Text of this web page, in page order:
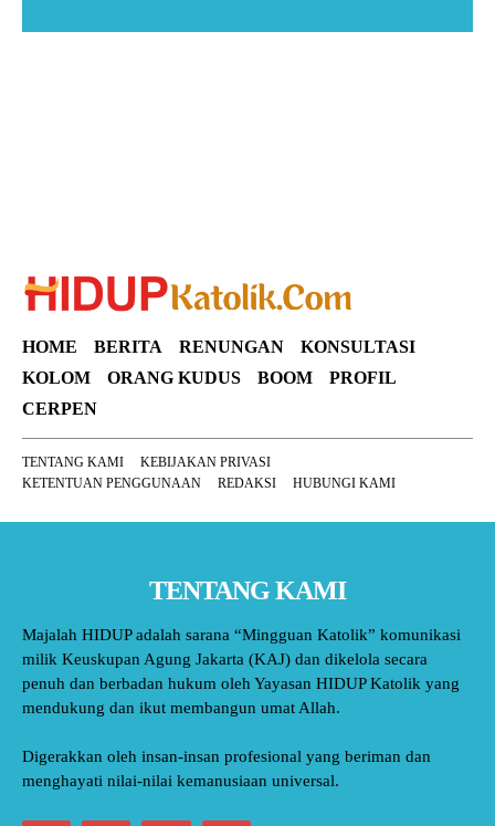
HOME BERITA RENUNGAN
KONSULTASI
KOLOM
ORANG KUDUS BOOM
PROFIL
CERPEN
TENTANG KAMI
KEBIJAKAN PRIVASI
KETENTUAN PENGGUNAAN
REDAKSI HUBUNGI KAMI
TENTANG KAMI
Majalah HIDUP adalah sarana “Mingguan Katolik” komunikasi
milik Keuskupan Agung Jakarta (KAJ) dan dikelola secara
penuh dan berbadan hukum oleh Yayasan HIDUP Katolik yang
mendukung dan ikut membangun umat Allah.
Digerakkan oleh insan-insan profesional yang beriman dan
menghayati nilai-nilai kemanusiaan universal.